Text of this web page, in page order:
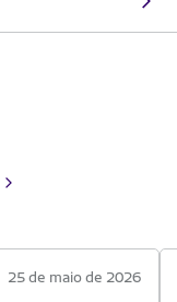
25 de maio de 2026